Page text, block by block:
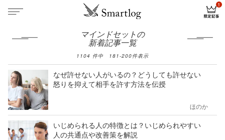
マインドセットの
新着記事一覧
1104 件中 181-200件表示
なぜ許せない人がいるの？どうしても許せない
怒りを抑えて相手を許す方法を伝授
ほのか
いじめられる人の特徴とは？いじめられやすい
人の共通点や改善策を解説